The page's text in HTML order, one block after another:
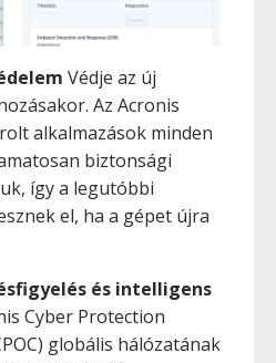
Védje az új
Az Acronis
alkalmazások minden
biztonsági
így a legutóbbi
el, ha a gépet újra
és intelligens
Cyber Protection
globális hálózatának